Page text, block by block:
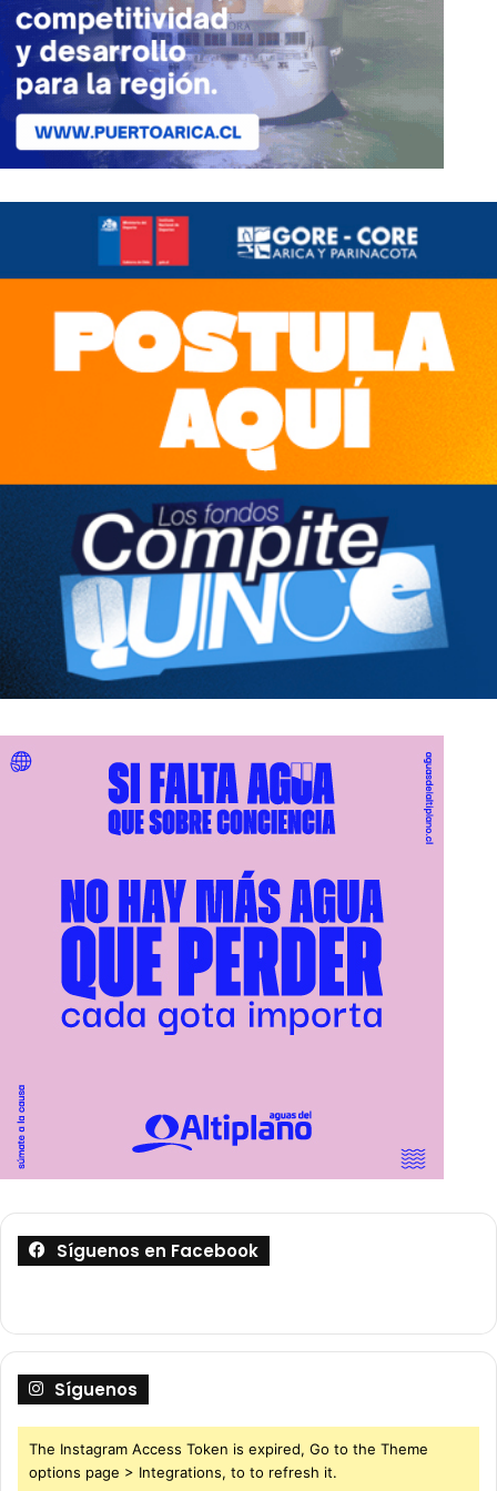
Síguenos en Facebook
Síguenos
The Instagram Access Token is expired, Go to the Theme
options page > Integrations, to to refresh it.